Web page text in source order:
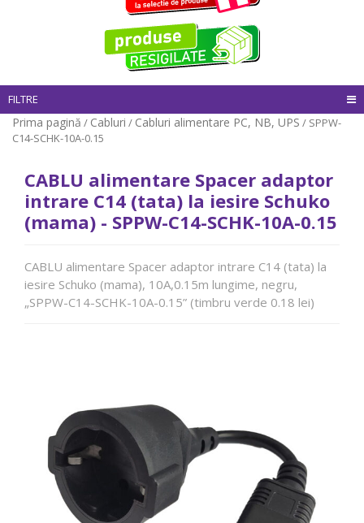
FILTRE
Prima pagină / Cabluri / Cabluri alimentare PC, NB, UPS / SPPW-
C14-SCHK-10A-0.15
CABLU alimentare Spacer adaptor
intrare C14 (tata) la iesire Schuko
(mama) - SPPW-C14-SCHK-10A-0.15
CABLU alimentare Spacer adaptor intrare C14 (tata) la
iesire Schuko (mama), 10A,0.15m lungime, negru,
„SPPW-C14-SCHK-10A-0.15” (timbru verde 0.18 lei)